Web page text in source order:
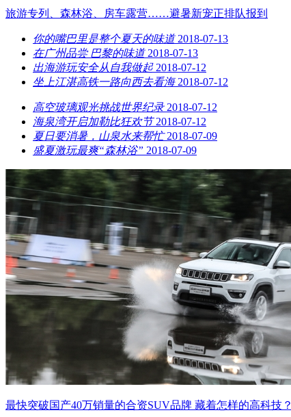
旅游专列、森林浴、房车露营……避暑新宠正排队报到
你的嘴巴里是整个夏天的味道 2018-07-13
在广州品尝 巴黎的味道 2018-07-13
出海游玩安全从自我做起 2018-07-12
坐上江湛高铁一路向西去看海 2018-07-12
高空玻璃观光挑战世界纪录 2018-07-12
海泉湾开启加勒比狂欢节 2018-07-12
夏日要消暑，山泉水来帮忙 2018-07-09
​盛夏激玩最爽“森林浴” 2018-07-09
最快突破国产40万销量的合资SUV品牌 藏着怎样的高科技？